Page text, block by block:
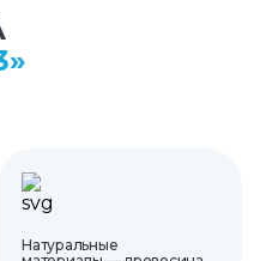
Натуральные